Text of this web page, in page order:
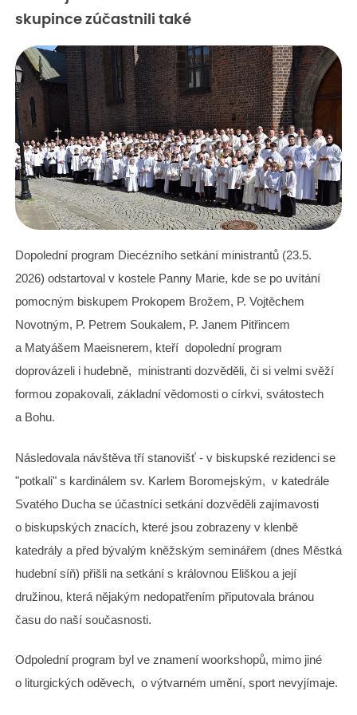
skupince zúčastnili také
Dopolední program Diecézního setkání ministrantů (23.5.
2026) odstartoval v kostele Panny Marie, kde se po uvítání
pomocným biskupem Prokopem Brožem, P. Vojtěchem
Novotným, P. Petrem Soukalem, P. Janem Pitřincem
a Matyášem Maeisnerem, kteří dopolední program
doprovázeli i hudebně, ministranti dozvěděli, či si velmi svěží
formou zopakovali, základní vědomosti o církvi, svátostech
a Bohu.
Následovala návštěva tří stanovišť - v biskupské rezidenci se
"potkali" s kardinálem sv. Karlem Boromejským, v katedrále
Svatého Ducha se účastníci setkání dozvěděli zajímavosti
o biskupských znacích, které jsou zobrazeny v klenbě
katedrály a před bývalým kněžským seminářem (dnes Městká
hudební síň) přišli na setkání s královnou Eliškou a její
družinou, která nějakým nedopatřením připutovala bránou
času do naší současnosti.
Odpolední program byl ve znamení woorkshopů, mimo jiné
o liturgických oděvech, o výtvarném umění, sport nevyjímaje.